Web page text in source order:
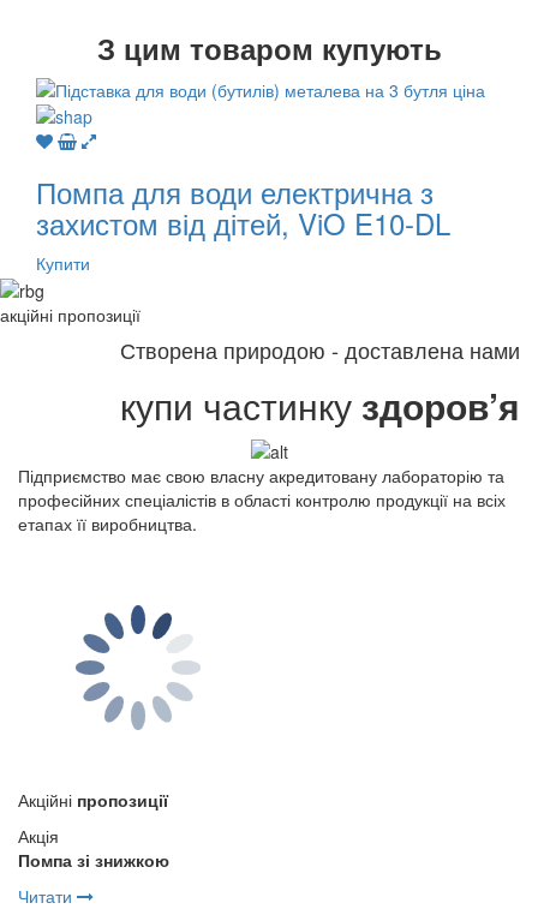
З цим товаром купують
Помпа для води електрична з
захистом від дітей, ViO E10-DL
Купити
акційні пропозиції
Створена природою - доставлена нами
купи частинку здоров’я
Підприємство має свою власну акредитовану лабораторію та
професійних спеціалістів в області контролю продукції на всіх
етапах її виробництва.
Акційні пропозиції
Акція
Помпа зі знижкою
Читати